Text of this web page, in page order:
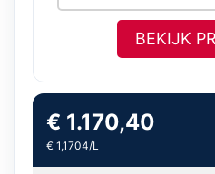
BEKIJK
€ 1.170,40
€ 1,1704/L